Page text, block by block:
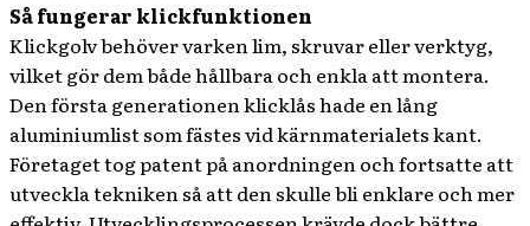
Så fungerar klickfunktionen
Klickgolv behöver varken lim, skruvar eller verktyg,
vilket gör dem både hållbara och enkla att montera.
Den första generationen klicklås hade en lång
aluminiumlist som fästes vid kärnmaterialets kant.
Företaget tog patent på anordningen och fortsatte att
utveckla tekniken så att den skulle bli enklare och mer